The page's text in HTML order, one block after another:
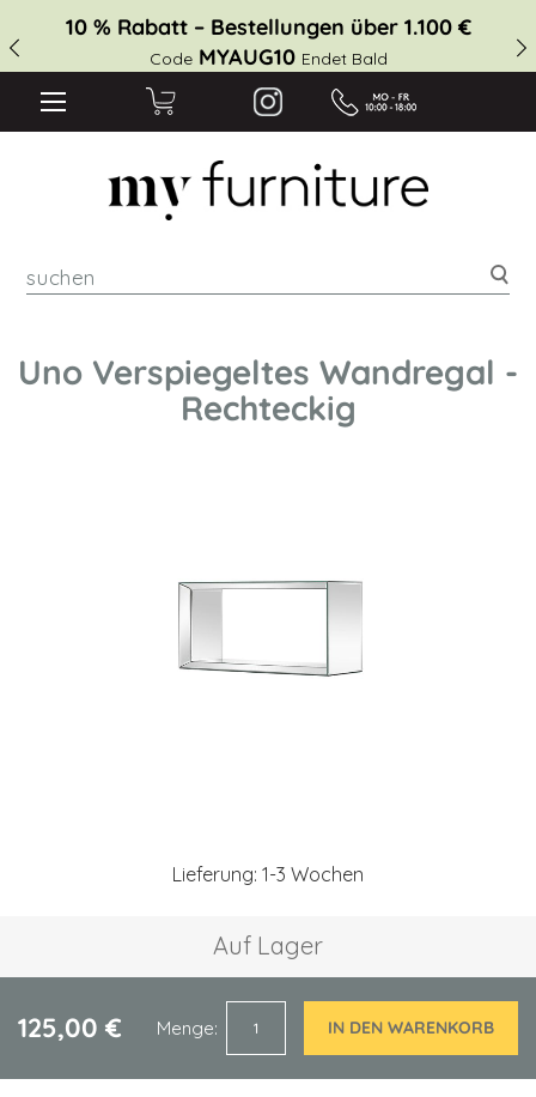
10 % Rabatt – Bestellungen über 1.100 €
CodeMYAUG10 Endet Bald
Uno Verspiegeltes Wandregal -
Rechteckig
Lieferung: 1-3 Wochen
Auf Lager
125,00 € Menge IN DEN WARENKORB